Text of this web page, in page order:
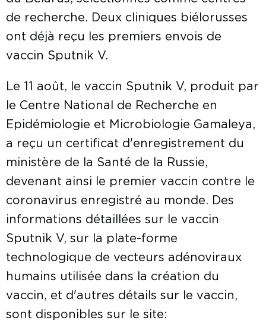
de recherche. Deux cliniques biélorusses
ont déjà reçu les premiers envois de
vaccin Sputnik V.
Le 11 août, le vaccin Sputnik V, produit par
le Centre National de Recherche en
Epidémiologie et Microbiologie Gamaleya,
a reçu un certificat d'enregistrement du
ministère de la Santé de la Russie,
devenant ainsi le premier vaccin contre le
coronavirus enregistré au monde. Des
informations détaillées sur le vaccin
Sputnik V, sur la plate-forme
technologique de vecteurs adénoviraux
humains utilisée dans la création du
vaccin, et d'autres détails sur le vaccin,
sont disponibles sur le site: